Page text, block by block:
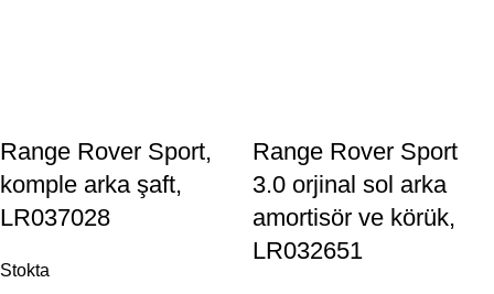
Range Rover Sport,
komple arka şaft,
LR037028
Stokta
Range Rover Sport
3.0 orjinal sol arka
amortisör ve körük,
LR032651